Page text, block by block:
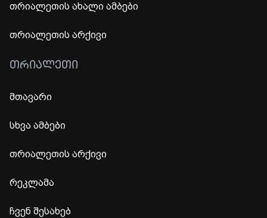
თრიალეთის ახალი ამბები
თრიალეთის არქივი
ᲗᲠᲘᲐᲚᲔᲗᲘ
მთავარი
სხვა ამბები
თრიალეთის არქივი
რეკლამა
ჩვენ შესახებ